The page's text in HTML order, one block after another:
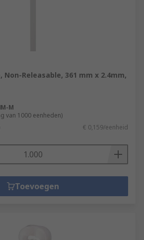
Non-Releasable, 361 mm x 2.4mm,
M
van 1000 eenheden)
€ 0,159/eenheid
Toevoegen